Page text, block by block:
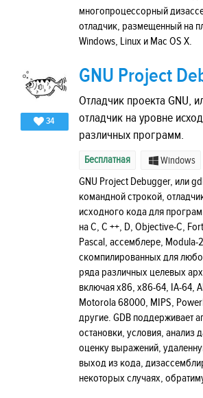
многопроцессорный
отладчик, размещенный на
Windows, Linux и Mac OS X.
34
GNU Project
Отладчик проекта GNU,
отладчик на уровне
различных программ.
Бесплатная Windows
GNU Project Debugger, или
командной строкой,
исходного кода для
на C, C ++, D, Objective-C,
Pascal, ассемблере, Modula-
скомпилированных для
ряда различных целевых
включая x86, x86-64, IA-64,
Motorola 68000, MIPS,
другие. GDB поддерживает
остановки, условия, анализ
оценку выражений,
выход из кода,
некоторых случаях,